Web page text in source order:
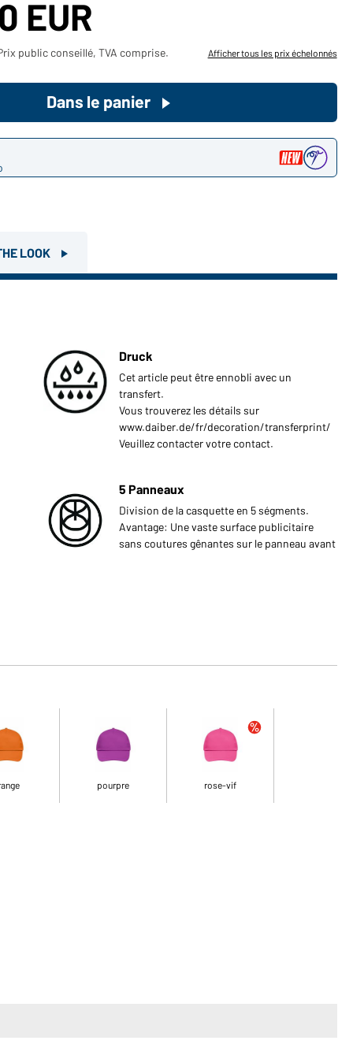
produits pour votre besoin privé?
Chemin d'accès au shop des
clients finaux
EUR
public conseillé, TVA comprise. Afficher tous les prix échelonnés
Dans le panier
LOOK
Druck
Cet article peut être ennobli avec un
transfert.
Vous trouverez les détails sur
www.daiber.de/fr/decoration/transferprint/
Veuillez contacter votre contact.
5 Panneaux
Division de la casquette en 5 ségments.
Avantage: Une vaste surface publicitaire
sans coutures gênantes sur le panneau avant
pourpre rose-vif